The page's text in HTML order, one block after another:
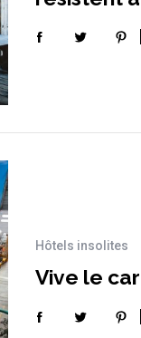
Hôtels insolites
Vive le